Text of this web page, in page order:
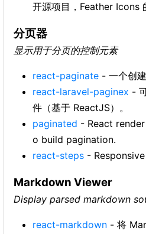
开源项目，Feather Icons
分页器
显示用于分页的控制元素
react-paginate - 一个创
react-laravel-paginex -
件（基于 ReactJS）。
paginated - React
o build pagination.
react-steps -
Markdown Viewer
Display parsed markdown
react-markdown - 将